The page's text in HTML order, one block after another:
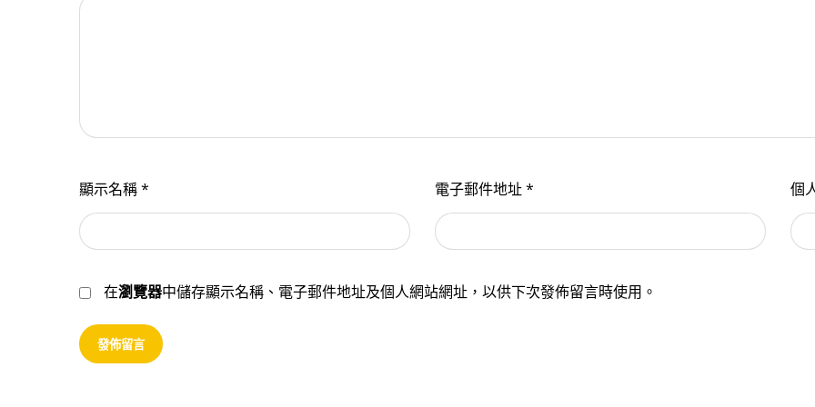
顯示名稱* 電子郵件地址* 個
在瀏覽器中儲存顯示名稱、電子郵件地址及個人網站網址，以供下次發佈留言時使用。
發佈留言